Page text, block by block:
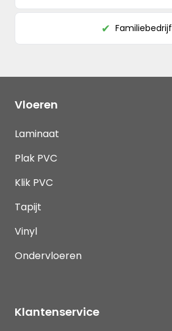
✔ Familiebedrijf
Vloeren
Laminaat
Plak PVC
Klik PVC
Tapijt
Vinyl
Ondervloeren
Klantenservice